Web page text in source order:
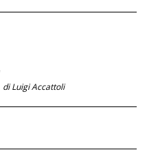
di Luigi Accattoli